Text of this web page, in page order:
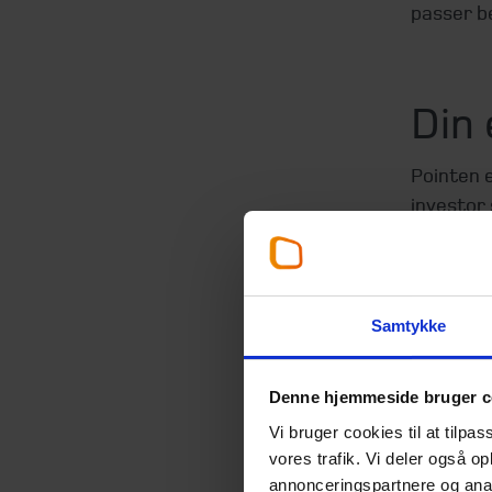
Samtykke
Denne hjemmeside bruger
Vi bruger cookies til at
vores trafik. Vi deler også
annonceringspartnere og
passer
Din
Pointen
investor
Et godt
om der
skat kan